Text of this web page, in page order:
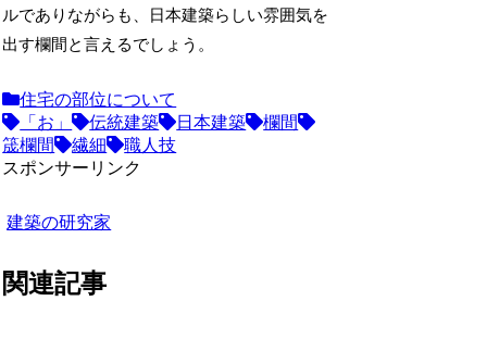
ルでありながらも、日本建築らしい雰囲気を
出す欄間と言えるでしょう。
住宅の部位について
「お」
伝統建築 日本建築
欄間
筬欄間
繊細
職人技
スポンサーリンク
建築の研究家
関連記事